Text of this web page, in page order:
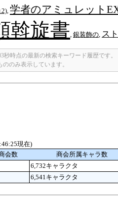
学者のアミュレット
斡旋書 銀装飾の ス
秒時点の最新の検索キーワード履歴です。
のみ表示しています。
現在)
会数 商会所属キャラ数
6,732キャラクタ
6,541キャラクタ